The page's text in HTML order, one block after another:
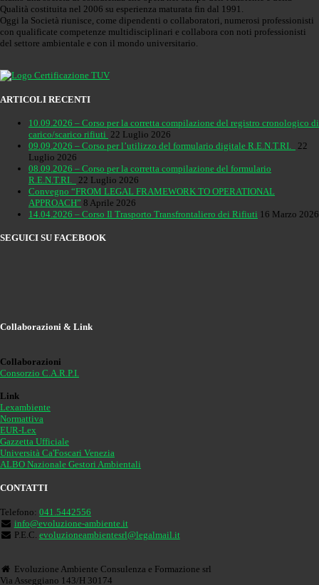
Qualità costituita nel 2006 su esperienza maturata fin dal 1991.
Oggi la Società riunisce, come dipendenti o collaboratori, numerosi professionisti
con qualificate competenze multidisciplinari e collabora con noti professionisti
del settore ambientale e con il mondo universitario.
ARTICOLI RECENTI
10.09.2026 – Corso per la corretta compilazione del registro cronologico di
carico/scarico rifiuti 22 Luglio 2026
09.09.2026 – Corso per l’utilizzo del formulario digitale R.E.N.T.RI.
22
Luglio 2026
08.09.2026 – Corso per la corretta compilazione del formulario
R.E.N.T.RI.
22 Luglio 2026
Convegno “FROM LEGAL FRAMEWORK TO OPERATIONAL
APPROACH” 8 Aprile 2026
14.04.2026 – Corso Il Trasporto Transfrontaliero dei Rifiuti 16 Marzo 2026
SEGUICI SU FACEBOOK
Collaborazioni & Link
Collaborazioni
Consorzio C.A.R.P.I.
Link
Lexambiente
Normattiva
EUR-Lex
Gazzetta Ufficiale
Università Ca'Foscari Venezia
ALBO Nazionale Gestori Ambientali
CONTATTI
Telefono: 041.5442556
info@evoluzione-ambiente.it
P.E.C. evoluzioneambientesrl@legalmail.it
Evoluzione Ambiente Consulenza e Formazione srl
Via Asseggiano 143/H 30174